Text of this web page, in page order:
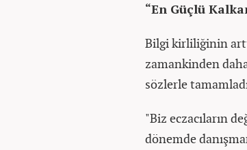
“En Güçlü
Bilgi kirliliğinin
zamankinden
sözlerle
"Biz eczacıların
dönemde